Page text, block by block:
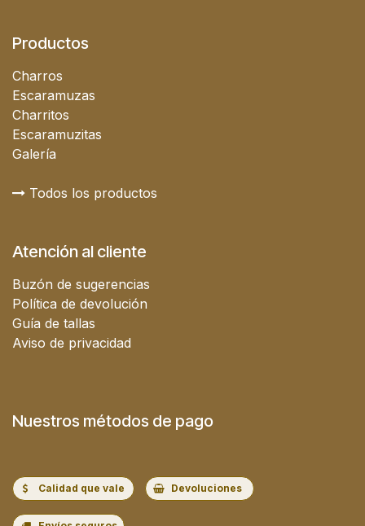
Productos
Charros
Escaramuzas
Charritos
Escaramuzitas
Galería
Todos los productos
Atención al cliente
Buzón de sugerencias
Política de devolución
Guía de tallas
Aviso de privacidad
Nuestros métodos de pago
Calidad que vale Devoluciones